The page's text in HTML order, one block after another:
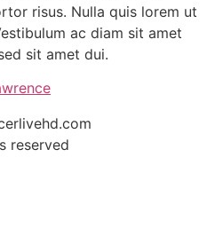
risus. Nulla quis lorem ut
ac diam sit amet
sit amet dui.
reserved